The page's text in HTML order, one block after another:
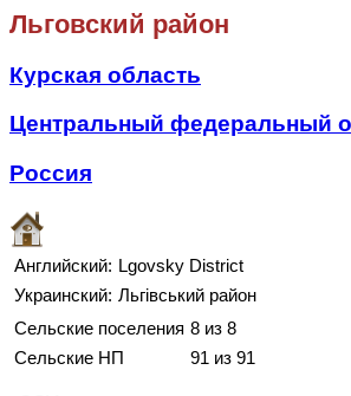
Льговский район
Курская область
Центральный федеральный
Россия
Английский: Lgovsky District
Украинский: Льгівський район
Сельские поселения 8 из 8
Сельские НП
91 из 91